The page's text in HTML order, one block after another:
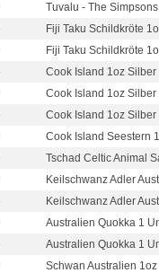
Tuvalu - The
Fiji Taku Schildkröte
Fiji Taku Schildkröte
Cook Island 1oz Silber
Cook Island 1oz Silber
Cook Island 1oz Silber
Cook Island Seestern
Tschad Celtic Animal
Keilschwanz Adler
Keilschwanz Adler
Australien Quokka 1
Australien Quokka 1
Schwan Australien